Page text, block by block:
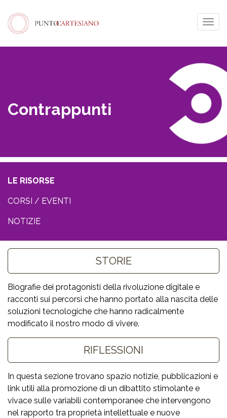
Contrappunti
LE RISORSE
CORSI / EVENTI
NOTIZIE
Biografie dei protagonisti della rivoluzione digitale e
racconti sui percorsi che hanno portato alla nascita delle
soluzioni tecnologiche che hanno radicalmente
modificato il nostro modo di vivere.
In questa sezione trovano spazio notizie, pubblicazioni e
link utili alla promozione di un dibattito stimolante e
vivace sulle variabili contemporanee che intervengono
nel rapporto tra proprietà intellettuale e nuove